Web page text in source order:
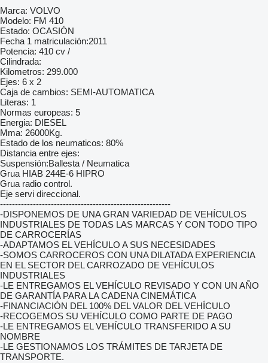
Marca: VOLVO
Modelo: FM 410
Estado: OCASIÓN
Fecha 1 matriculación:2011
Potencia: 410 cv /
Cilindrada:
Kilometros: 299.000
Ejes: 6 x 2
Caja de cambios: SEMI-AUTOMATICA
Literas: 1
Normas europeas: 5
Energia: DIESEL
Mma: 26000Kg.
Estado de los neumaticos: 80%
Distancia entre ejes:
Suspensión:Ballesta / Neumatica
Grua HIAB 244E-6 HIPRO
Grua radio control.
Eje servi direccional.
---------------------------------------------------------
-DISPONEMOS DE UNA GRAN VARIEDAD DE VEHÍCULOS
INDUSTRIALES DE TODAS LAS MARCAS Y CON TODO TIPO
DE CARROCERÍAS
-ADAPTAMOS EL VEHÍCULO A SUS NECESIDADES
-SOMOS CARROCEROS CON UNA DILATADA EXPERIENCIA
EN EL SECTOR DEL CARROZADO DE VEHÍCULOS
INDUSTRIALES
-LE ENTREGAMOS EL VEHÍCULO REVISADO Y CON UN AÑO
DE GARANTÍA PARA LA CADENA CINEMÁTICA
-FINANCIACIÓN DEL 100% DEL VALOR DEL VEHÍCULO
-RECOGEMOS SU VEHÍCULO COMO PARTE DE PAGO
-LE ENTREGAMOS EL VEHÍCULO TRANSFERIDO A SU
NOMBRE
-LE GESTIONAMOS LOS TRÁMITES DE TARJETA DE
TRANSPORTE.